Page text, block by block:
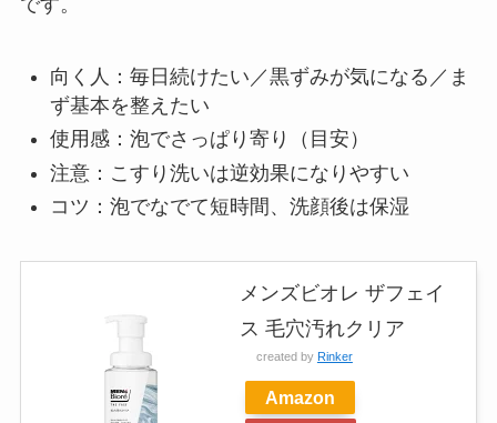
向く人：毎日続けたい／黒ずみが気になる／ま
ず基本を整えたい
使用感：泡でさっぱり寄り（目安）
注意：こすり洗いは逆効果になりやすい
コツ：泡でなでて短時間、洗顔後は保湿
メンズビオレ ザフェイ
ス 毛穴汚れクリア
created by Rinker
Amazon